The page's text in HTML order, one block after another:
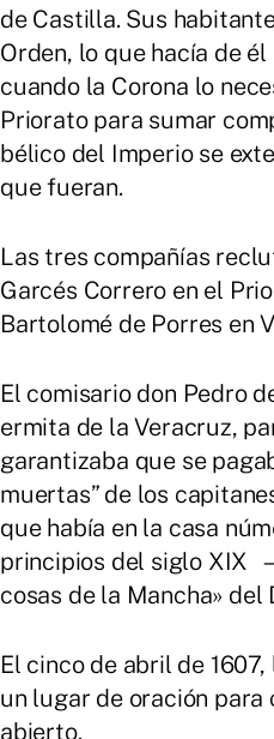
de Castilla. Sus
Orden, lo que hacía de
cuando la Corona lo
Priorato para sumar
bélico del Imperio se
que fueran.
Las tres compañías
Garcés Correro en el
Bartolomé de Porres en
El comisario don Pedro
ermita de la Veracruz,
garantizaba que se
muertas” de los
que había en la casa
principios del siglo XIX
cosas de la Mancha»
El cinco de abril de
un lugar de oración
abierto.